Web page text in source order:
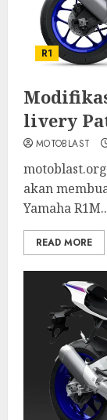
R1
livery
MOTOBLAST
akan
Yamaha
READ MORE